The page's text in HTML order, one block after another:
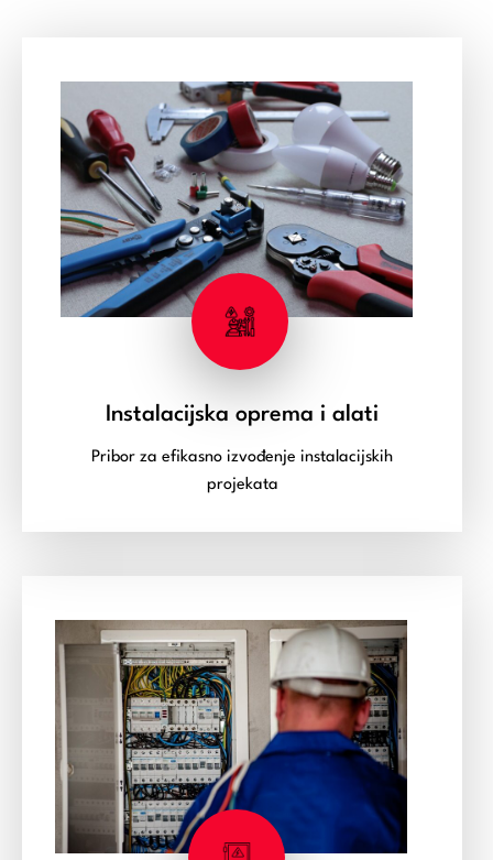
Instalacijska oprema i alati
Pribor za efikasno izvođenje instalacijskih
projekata